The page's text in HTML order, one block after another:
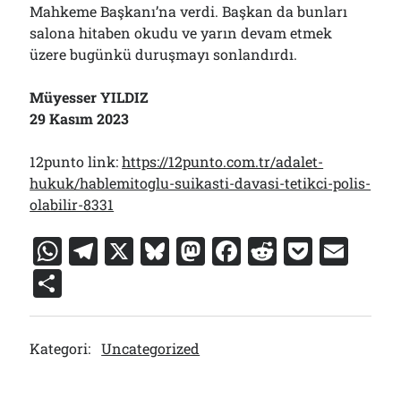
Mahkeme Başkanı’na verdi. Başkan da bunları
salona hitaben okudu ve yarın devam etmek
üzere bugünkü duruşmayı sonlandırdı.
Müyesser YILDIZ
29 Kasım 2023
12punto link:https://12punto.com.tr/adalet-
hukuk/hablemitoglu-suikasti-davasi-tetikci-polis-
olabilir-8331
W
at
s
A
T
e
gr
a
X Bl
e
s
k
M
st
F
c
R
d
P
c ai
h
ar
e
Kategori: Uncategorized